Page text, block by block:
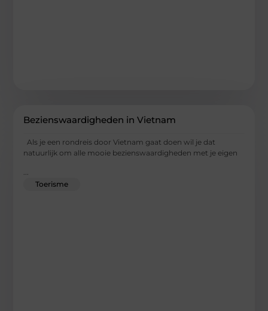
Bezienswaardigheden in Vietnam
Als je een rondreis door Vietnam gaat doen wil je dat
natuurlijk om alle mooie bezienswaardigheden met je eigen
...
Toerisme